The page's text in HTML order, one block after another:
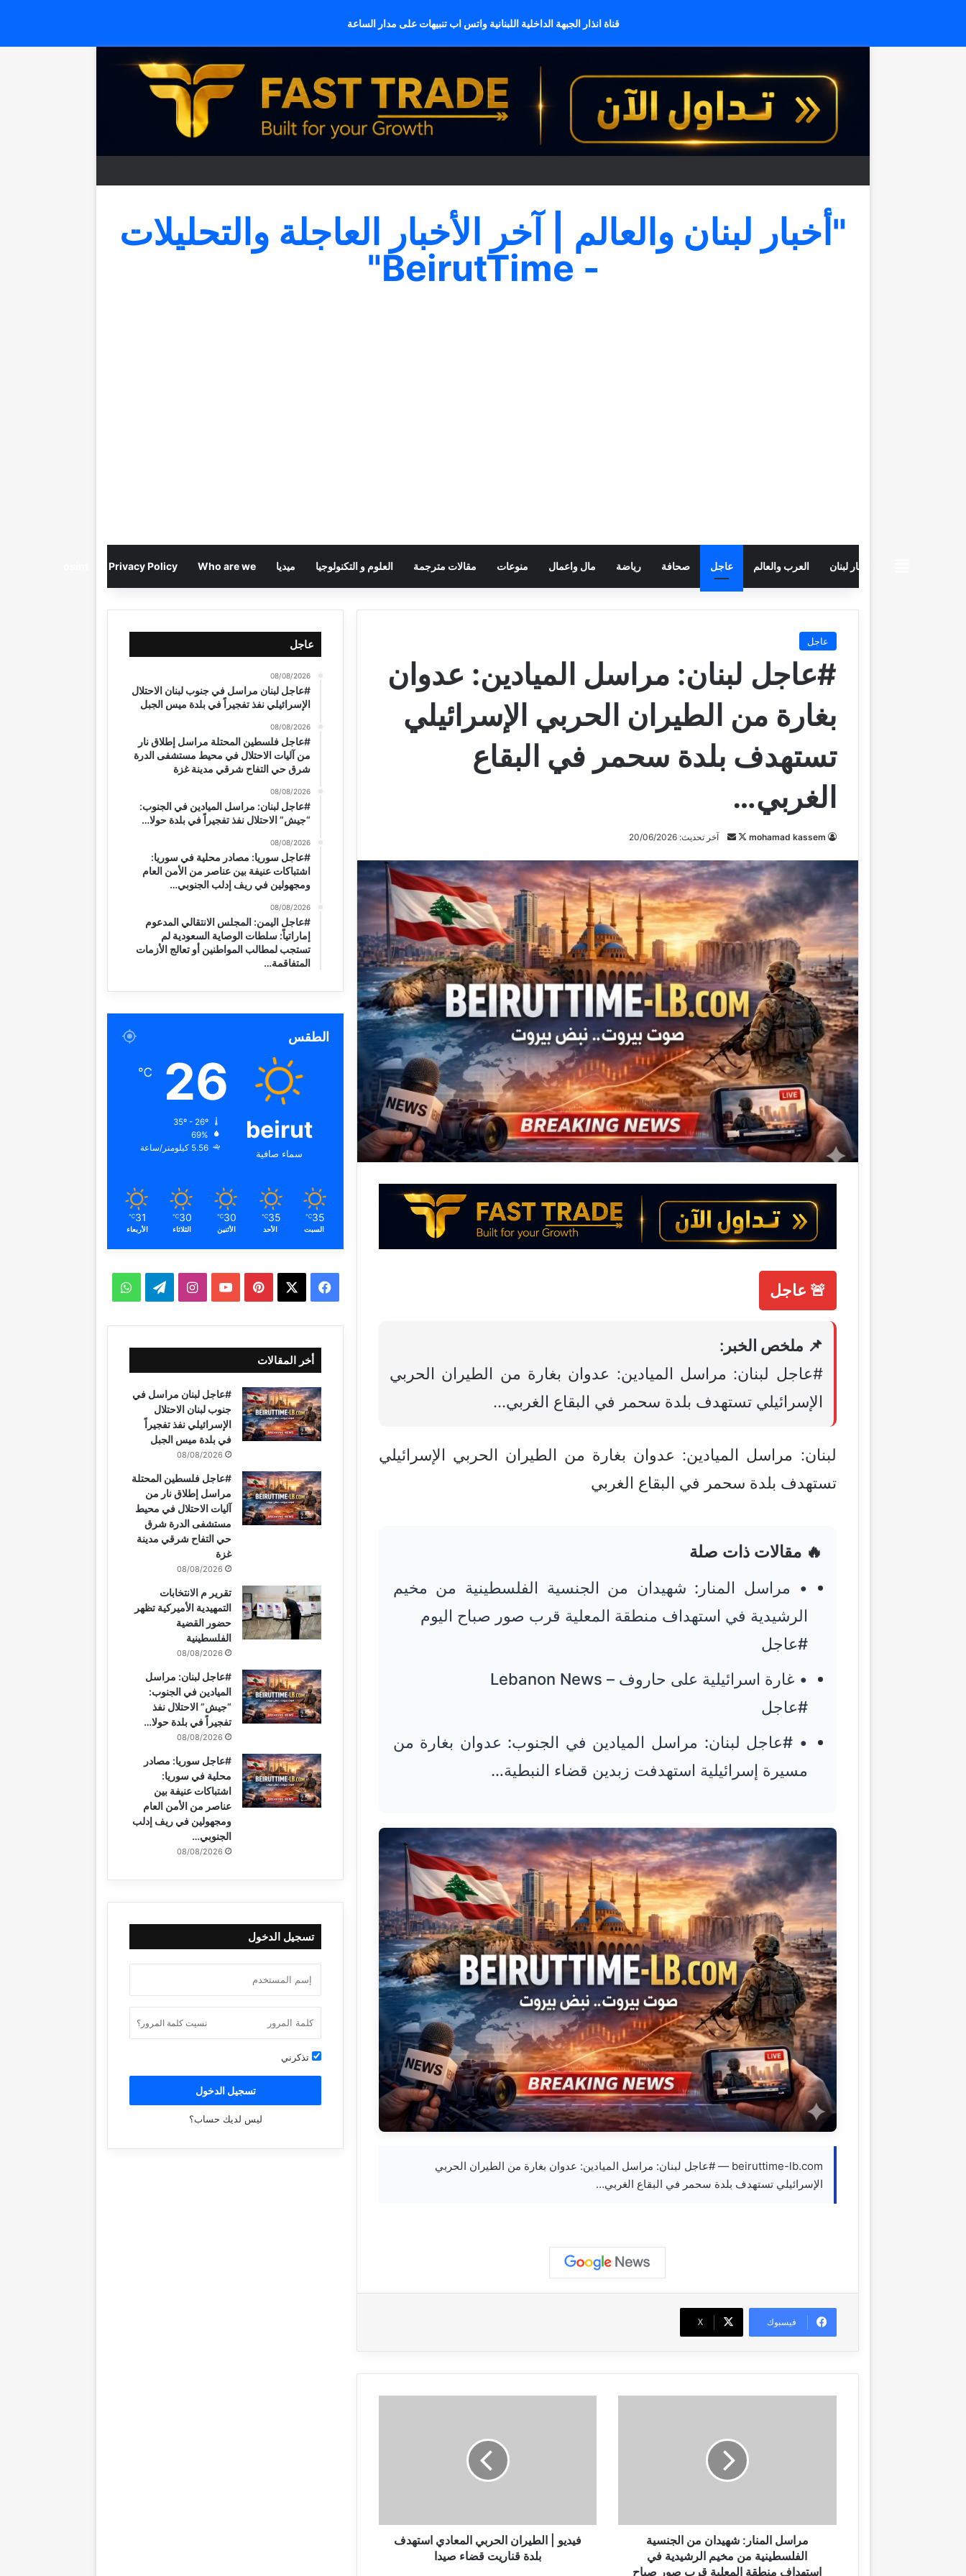
قناة انذار الجبهة الداخلية اللبنانية واتس اب تنبيهات على مدار الساعة
"أخبار لبنان والعالم | آخر الأخبار العاجلة والتحليلات
- BeirutTime"
beiruttime
اخبار لبنان العرب والعالم عاجل صحافة رياضة مال واعمال منوعات مقالات مترجمة العلوم و التكنولوجيا ميديا Who are we
Privacy Policy
عاجل
#عاجل لبنان: مراسل الميادين: عدوان
بغارة من الطيران الحربي الإسرائيلي
تستهدف بلدة سحمر في البقاع
الغربي…
mohamad kassem
ت
ب
ع
ع
ل
ى
X
س
ل
ب
ر
ي
ا
إ
ل
ك
ت
ر
و
ي
ا
آخر تحديث: 20/06/2026
🚨 عاجل
📌 ملخص الخبر:
#عاجل لبنان: مراسل الميادين: عدوان بغارة من الطيران الحربي
الإسرائيلي تستهدف بلدة سحمر في البقاع الغربي…
لبنان: مراسل الميادين: عدوان بغارة من الطيران الحربي الإسرائيلي
تستهدف بلدة سحمر في البقاع الغربي
🔥 مقالات ذات صلة
• مراسل المنار: شهيدان من الجنسية الفلسطينية من مخيم
الرشيدية في استهداف منطقة المعلية قرب صور صباح اليوم
#عاجل
• غارة اسرائيلية على حاروف – Lebanon News
#عاجل
• #عاجل لبنان: مراسل الميادين في الجنوب: عدوان بغارة من
مسيرة إسرائيلية استهدفت زبدين قضاء النبطية…
beiruttime-lb.com — #عاجل لبنان: مراسل الميادين: عدوان بغارة من الطيران الحربي
الإسرائيلي تستهدف بلدة سحمر في البقاع الغربي…
فيسبوك ‫X
ن
مراسل المنار: شهيدان من الجنسية
الفلسطينية من مخيم الرشيدية في
استهداف منطقة المعلية قرب صور صباح
ط
فيديو | الطيران الحربي المعادي استهدف
بلدة قناريت قضاء صيدا
عاجل
08/08/2026
#عاجل لبنان مراسل في جنوب لبنان الاحتلال
الإسرائيلي نفذ تفجيراً في بلدة ميس الجبل
08/08/2026
#عاجل فلسطين المحتلة مراسل إطلاق نار
من آليات الاحتلال في محيط مستشفى الدرة
شرق حي التفاح شرقي مدينة غزة
08/08/2026
#عاجل لبنان: مراسل الميادين في الجنوب:
“جيش” الاحتلال نفذ تفجيراً في بلدة حولا…
08/08/2026
#عاجل سوريا: مصادر محلية في سوريا:
اشتباكات عنيفة بين عناصر من الأمن العام
ومجهولين في ريف إدلب الجنوبي…
08/08/2026
#عاجل اليمن: المجلس الانتقالي المدعوم
إماراتياً: سلطات الوصاية السعودية لم
تستجب لمطالب المواطنين أو تعالج الأزمات
المتفاقمة…
الطقس
beirut
سماء صافية
26
℃
69%
5.56 كيلومتر/ساعة
35
℃
السبت
35
℃
الأحد
30
℃
الأثنين
30
℃
الثلاثاء
31
℃
الأربعاء
س
ب
و
ك
ب
ن
ت
ي
ر
س
ت
o
u
T
u
b
e
ا
س
ت
ق
ر
ا
م
ل
ق
ر
ا
و
أخر المقالات
#عاجل لبنان مراسل في
جنوب لبنان الاحتلال
الإسرائيلي نفذ تفجيراً
في بلدة ميس الجبل
08/08/2026
#عاجل فلسطين المحتلة
مراسل إطلاق نار من
آليات الاحتلال في محيط
مستشفى الدرة شرق
حي التفاح شرقي مدينة
غزة
08/08/2026
تقرير م الانتخابات
التمهيدية الأميركية تظهر
حضور القضية
الفلسطينية
08/08/2026
#عاجل لبنان: مراسل
الميادين في الجنوب:
“جيش” الاحتلال نفذ
تفجيراً في بلدة حولا…
08/08/2026
#عاجل سوريا: مصادر
محلية في سوريا:
اشتباكات عنيفة بين
عناصر من الأمن العام
ومجهولين في ريف إدلب
الجنوبي…
08/08/2026
تسجيل الدخول
نسيت كلمة المرور؟
تذكرني
تسجيل الدخول
ليس لديك حساب؟